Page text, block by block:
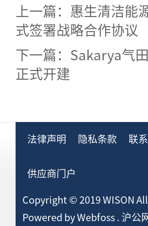
上一篇：惠生清洁
式签署战略合作协议
下一篇：Sakarya气
正式开建
法律声明 隐私条款 联
供应商门户
Copyright © 2019 WISON
Powered byWebfoss. 沪公